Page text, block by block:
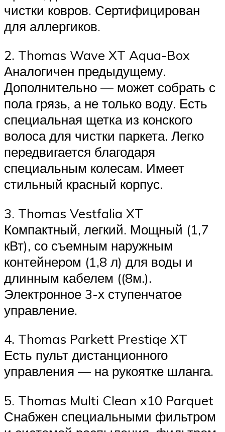
чистки ковров. Сертифицирован
для аллергиков.
2. Thomas Wave XT Aqua-Box
Аналогичен предыдущему.
Дополнительно — может собрать с
пола грязь, а не только воду. Есть
специальная щетка из конского
волоса для чистки паркета. Легко
передвигается благодаря
специальным колесам. Имеет
стильный красный корпус.
3. Thomas Vestfalia XT
Компактный, легкий. Мощный (1,7
кВт), со съемным наружным
контейнером (1,8 л) для воды и
длинным кабелем ((8м.).
Электронное 3-х ступенчатое
управление.
4. Thomas Parkett Prestiqe XT
Есть пульт дистанционного
управления — на рукоятке шланга.
5. Thomas Multi Clean x10 Parquet
Снабжен специальными фильтром